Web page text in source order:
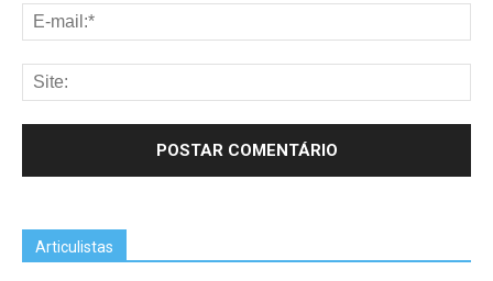
Articulistas